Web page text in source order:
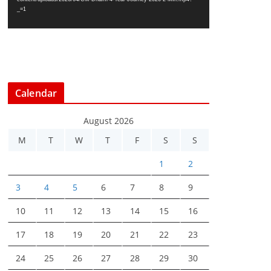
a
_=1
Calendar
August 2026
M
T W T F S S
1 2
3 4 5 6 7 8 9
10 11 12 13 14 15 16
17 18 19 20 21 22 23
24 25 26 27 28 29 30